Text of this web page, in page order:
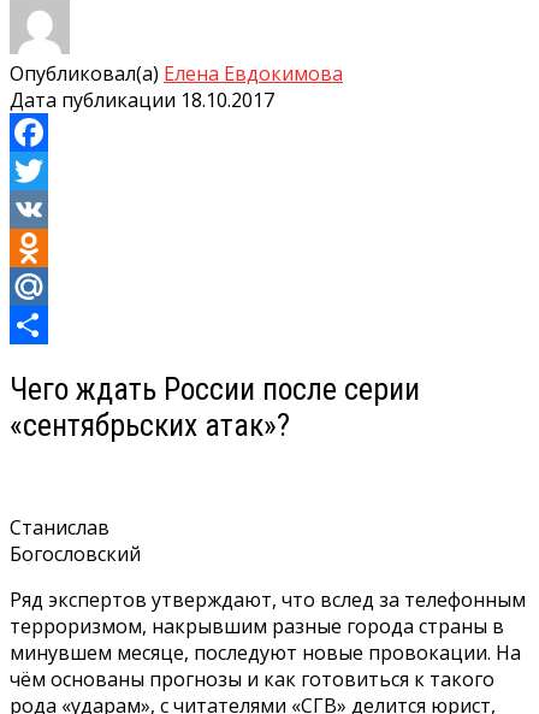
Опубликовал(а) Елена Евдокимова
Дата публикации 18.10.2017
Facebook
Twitter
VK
Odnoklassniki
Mail.Ru
Чего ждать России после серии
«сентябрьских атак»?
Станислав
Богословский
Ряд экспертов утверждают, что вслед за телефонным
терроризмом, накрывшим разные города страны в
минувшем месяце, последуют новые провокации. На
чём основаны прогнозы и как готовиться к такого
рода «ударам», с читателями «СГВ» делится юрист,